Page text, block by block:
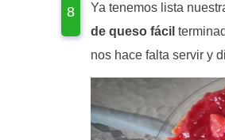
Ya tenemos lista
de queso fácil
nos hace falta servir y